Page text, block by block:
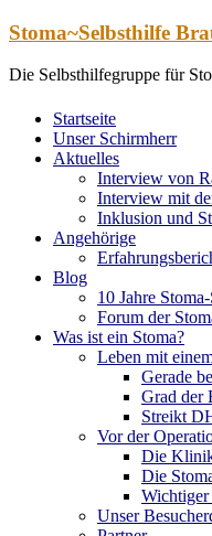
Zum
springen
Stoma~Selbsthilfe
Die Selbsthilfegruppe für
Startseite
Unser Schirmherr
Aktuelles
Interview von
Interview mit
Inklusion und
Angehörige
Blog
10 Jahre
Forum der
Was ist ein Stoma?
Leben mit
Gerade
Grad der
Streikt
Vor der
Die
Die
Unser